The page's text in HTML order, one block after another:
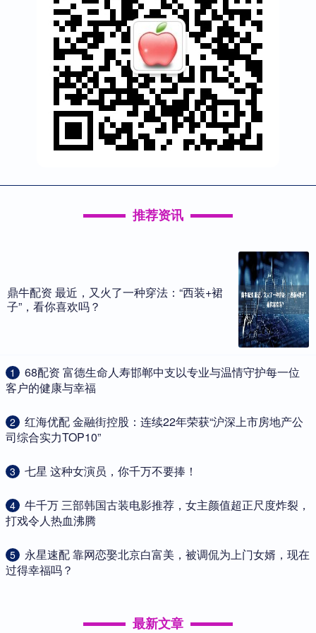
推荐资讯
鼎牛配资 最近，又火了一种穿法：“西装+裙
子”，看你喜欢吗？
1
​68配资 富德生命人寿邯郸中支以专业与温情守护每一位
客户的健康与幸福
2
​红海优配 金融街控股：连续22年荣获“沪深上市房地产公
司综合实力TOP10”
3 ​七星 这种女演员，你千万不要捧！
4
​牛千万 三部韩国古装电影推荐，女主颜值超正尺度炸裂，
打戏令人热血沸腾
5
​永星速配 靠网恋娶北京白富美，被调侃为上门女婿，现在
过得幸福吗？
最新文章